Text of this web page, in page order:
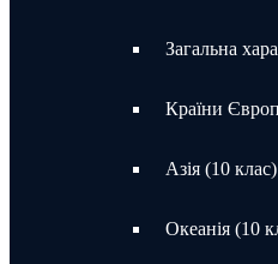
Загальна
Країни
Азія (10 клас)
Океанія (10